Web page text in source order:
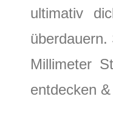
ultimativ
Millimeter
entdecken